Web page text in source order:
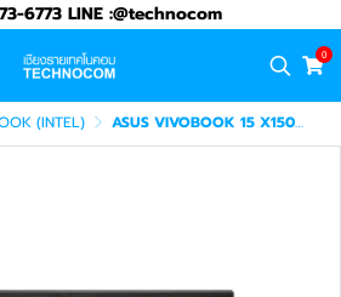
6773 LINE :@technocom
0
(INTEL) ASUS VIVOBOOK 15 X1504MA-BQ5055WA